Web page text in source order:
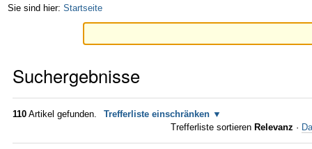
Sie sind hier: Startseite
Suchergebnisse
110 Artikel gefunden.
Trefferliste einschränken
Trefferliste sortieren Relevanz ·